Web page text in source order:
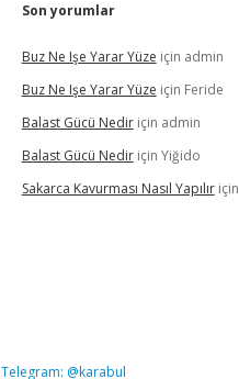
Son yorumlar
Buz Ne Işe Yarar Yüze için admin
Buz Ne Işe Yarar Yüze için Feride
Balast Gücü Nediriçin admin
Balast Gücü Nediriçin Yiğido
Sakarca Kavurması Nasıl Yapılıriçin
Telegram: @karabul